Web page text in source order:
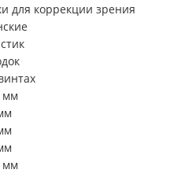
для коррекции зрения
мм
мм